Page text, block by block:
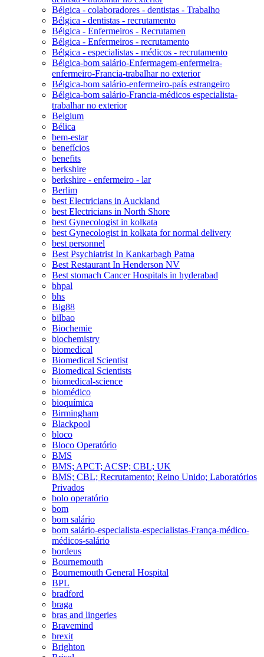
Bélgica - colaboradores - dentistas - Trabalho
Bélgica - dentistas - recrutamento
Bélgica - Enfermeiros - Recrutamen
Bélgica - Enfermeiros - recrutamento
Bélgica - especialistas - médicos - recrutamento
Bélgica-bom salário-Enfermagem-enfermeira-
enfermeiro-Francia-trabalhar no exterior
Bélgica-bom salário-enfermeiro-país estrangeiro
Bélgica-bom salário-Francia-médicos especialista-
trabalhar no exterior
Belgium
Bélica
bem-estar
benefícios
benefits
berkshire
berkshire - enfermeiro - lar
Berlim
best Electricians in Auckland
best Electricians in North Shore
best Gynecologist in kolkata
best Gynecologist in kolkata for normal delivery
best personnel
Best Psychiatrist In Kankarbagh Patna
Best Restaurant In Henderson NV
Best stomach Cancer Hospitals in hyderabad
bhpal
bhs
Big88
bilbao
Biochemie
biochemistry
biomedical
Biomedical Scientist
Biomedical Scientists
biomedical-science
biomédico
bioquímica
Birmingham
Blackpool
bloco
Bloco Operatório
BMS
BMS; APCT; ACSP; CBL; UK
BMS; CBL; Recrutamento; Reino Unido; Laboratórios
Privados
bolo operatório
bom
bom salário
bom salário-especialista-especialistas-França-médico-
médicos-salário
bordeus
Bournemouth
Bournemouth General Hospital
BPL
bradford
braga
bras and lingeries
Bravemind
brexit
Brighton